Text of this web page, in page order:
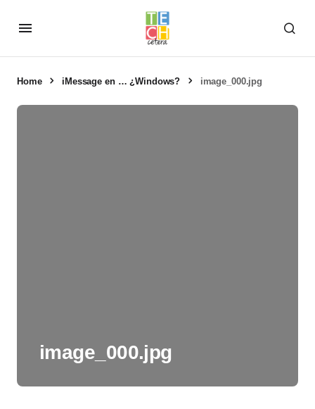
Home iMessage en … ¿Windows? image_000.jpg
image_000.jpg